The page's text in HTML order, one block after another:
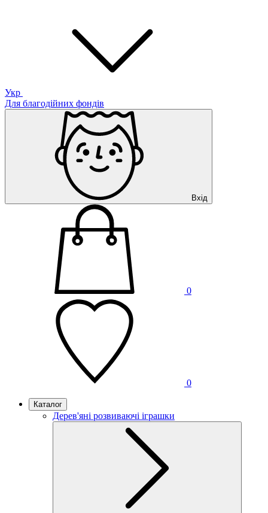
Укр
Для благодійних фондів
Вхід
0
0
Каталог
Дерев'яні розвиваючі іграшки